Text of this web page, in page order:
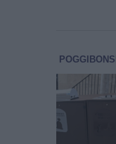
POGGIBONSI